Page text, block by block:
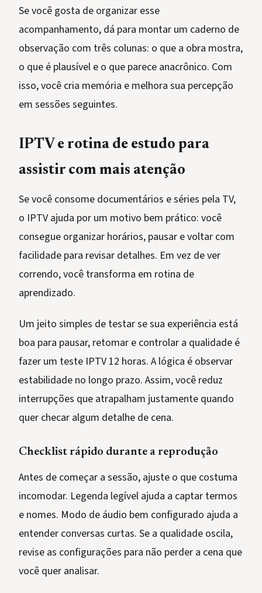
Se você gosta de organizar esse
acompanhamento, dá para montar um caderno de
observação com três colunas: o que a obra mostra,
o que é plausível e o que parece anacrônico. Com
isso, você cria memória e melhora sua percepção
em sessões seguintes.
IPTV e rotina de estudo para
assistir com mais atenção
Se você consome documentários e séries pela TV,
o IPTV ajuda por um motivo bem prático: você
consegue organizar horários, pausar e voltar com
facilidade para revisar detalhes. Em vez de ver
correndo, você transforma em rotina de
aprendizado.
Um jeito simples de testar se sua experiência está
boa para pausar, retomar e controlar a qualidade é
fazer um teste IPTV 12 horas. A lógica é observar
estabilidade no longo prazo. Assim, você reduz
interrupções que atrapalham justamente quando
quer checar algum detalhe de cena.
Checklist rápido durante a reprodução
Antes de começar a sessão, ajuste o que costuma
incomodar. Legenda legível ajuda a captar termos
e nomes. Modo de áudio bem configurado ajuda a
entender conversas curtas. Se a qualidade oscila,
revise as configurações para não perder a cena que
você quer analisar.